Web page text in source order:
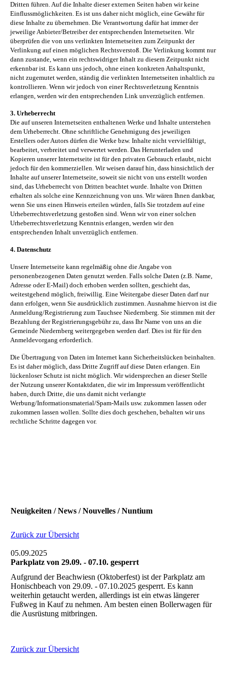
Dritten führen. Auf die Inhalte dieser externen Seiten haben wir keine
Einflussmöglichkeiten. Es ist uns daher nicht möglich, eine Gewähr für
diese Inhalte zu übernehmen. Die Verantwortung dafür hat immer der
jeweilige Anbieter/Betreiber der entsprechenden Internetseiten. Wir
überprüfen die von uns verlinkten Internetseiten zum Zeitpunkt der
Verlinkung auf einen möglichen Rechtsverstoß. Die Verlinkung kommt nur
dann zustande, wenn ein rechtswidriger Inhalt zu diesem Zeitpunkt nicht
erkennbar ist. Es kann uns jedoch, ohne einen konkreten Anhaltspunkt,
nicht zugemutet werden, ständig die verlinkten Internetseiten inhaltlich zu
kontrollieren. Wenn wir jedoch von einer Rechtsverletzung Kenntnis
erlangen, werden wir den entsprechenden Link unverzüglich entfernen.
3. Urheberrecht
Die auf unseren Internetseiten enthaltenen Werke und Inhalte unterstehen
dem Urheberrecht. Ohne schriftliche Genehmigung des jeweiligen
Erstellers oder Autors dürfen die Werke bzw. Inhalte nicht vervielfältigt,
bearbeitet, verbreitet und verwertet werden. Das Herunterladen und
Kopieren unserer Internetseite ist für den privaten Gebrauch erlaubt, nicht
jedoch für den kommerziellen. Wir weisen darauf hin, dass hinsichtlich der
Inhalte auf unserer Internetseite, soweit sie nicht von uns erstellt worden
sind, das Urheberrecht von Dritten beachtet wurde. Inhalte von Dritten
erhalten als solche eine Kennzeichnung von uns. Wir wären Ihnen dankbar,
wenn Sie uns einen Hinweis erteilen würden, falls Sie trotzdem auf eine
Urheberrechtsverletzung gestoßen sind. Wenn wir von einer solchen
Urheberrechtsverletzung Kenntnis erlangen, werden wir den
entsprechenden Inhalt unverzüglich entfernen.
4. Datenschutz
Unsere Internetseite kann regelmäßig ohne die Angabe von
personenbezogenen Daten genutzt werden. Falls solche Daten (z.B. Name,
Adresse oder E-Mail) doch erhoben werden sollten, geschieht das,
weitestgehend möglich, freiwillig. Eine Weitergabe dieser Daten darf nur
dann erfolgen, wenn Sie ausdrücklich zustimmen. Ausnahme hiervon ist die
Anmeldung/Registrierung zum Tauchsee Niedernberg. Sie stimmen mit der
Bezahlung der Registrierungsgebühr zu, dass Ihr Name von uns an die
Gemeinde Niedernberg weitergegeben werden darf. Dies ist für für den
Anmeldevorgang erforderlich.
Die Übertragung von Daten im Internet kann Sicherheitslücken beinhalten.
Es ist daher möglich, dass Dritte Zugriff auf diese Daten erlangen. Ein
lückenloser Schutz ist nicht möglich. Wirwidersprechen an dieser Stelle
der Nutzung unserer Kontaktdaten, die wir im Impressum veröffentlicht
haben, durch Dritte, die uns damit nicht verlangte
Werbung/Informationsmaterial/Spam-Mails usw. zukommen lassen oder
zukommen lassen wollen. Sollte dies doch geschehen, behalten wir uns
rechtliche Schritte dagegen vor.
Neuigkeiten / News / Nouvelles / Nuntium
Zurück zur Übersicht
05.09.2025
Parkplatz von 29.09. - 07.10. gesperrt
Aufgrund der Beachwiesn (Oktoberfest) ist der Parkplatz am
Honischbeach von 29.09. - 07.10.2025 gesperrt. Es kann
weiterhin getaucht werden, allerdings ist ein etwas längerer
Fußweg in Kauf zu nehmen. Am besten einen Bollerwagen für
die Ausrüstung mitbringen.
Zurück zur Übersicht